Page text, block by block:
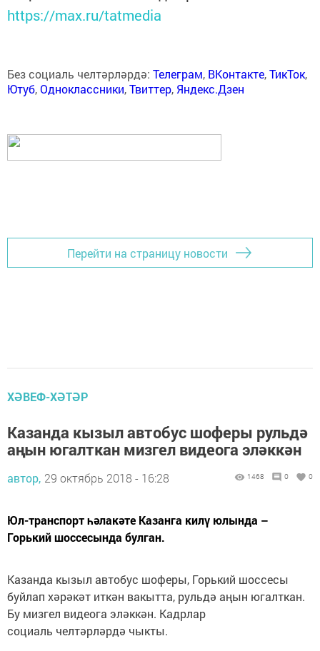
https://max.ru/tatmedia
Без социаль челтәрләрдә: Телеграм, ВКонтакте,ТикТок,
Ютуб,Одноклассники,Твиттер, Яндекс.Дзен
Перейти на страницу новости
ХӘВЕФ-ХӘТӘР
Казанда кызыл автобус шоферы рульдә
аңын югалткан мизгел видеога эләккән
автор, 29 октябрь 2018 - 16:28 1468 0 0
Юл-транспорт һәлакәте Казанга килү юлында –
Горький шоссесында булган.
Казанда кызыл автобус шоферы, Горький шоссесы
буйлап хәрәкәт иткән вакытта, рульдә аңын югалткан.
Бу мизгел видеога эләккән. Кадрлар
социаль челтәрләрдә чыкты.